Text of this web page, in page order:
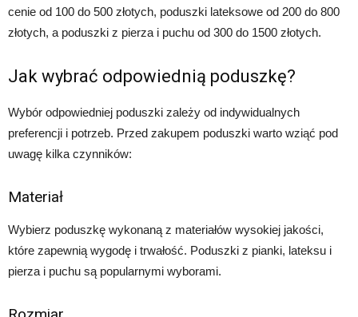
cenie od 100 do 500 złotych, poduszki lateksowe od 200 do 800
złotych, a poduszki z pierza i puchu od 300 do 1500 złotych.
Jak wybrać odpowiednią poduszkę?
Wybór odpowiedniej poduszki zależy od indywidualnych
preferencji i potrzeb. Przed zakupem poduszki warto wziąć pod
uwagę kilka czynników:
Materiał
Wybierz poduszkę wykonaną z materiałów wysokiej jakości,
które zapewnią wygodę i trwałość. Poduszki z pianki, lateksu i
pierza i puchu są popularnymi wyborami.